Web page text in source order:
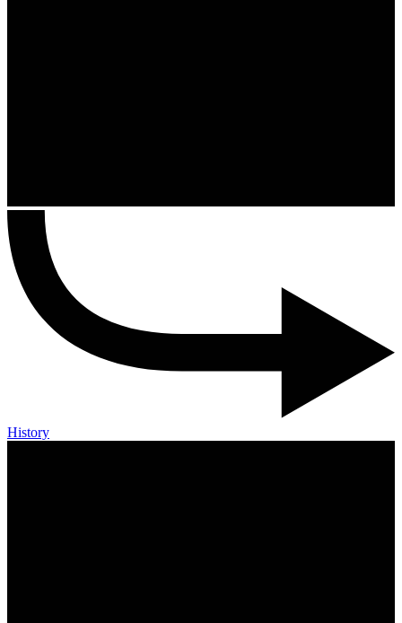
History